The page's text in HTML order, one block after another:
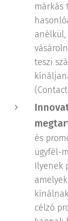
márkás
teszi
és
ügyfél-
Ilyenek
célzó